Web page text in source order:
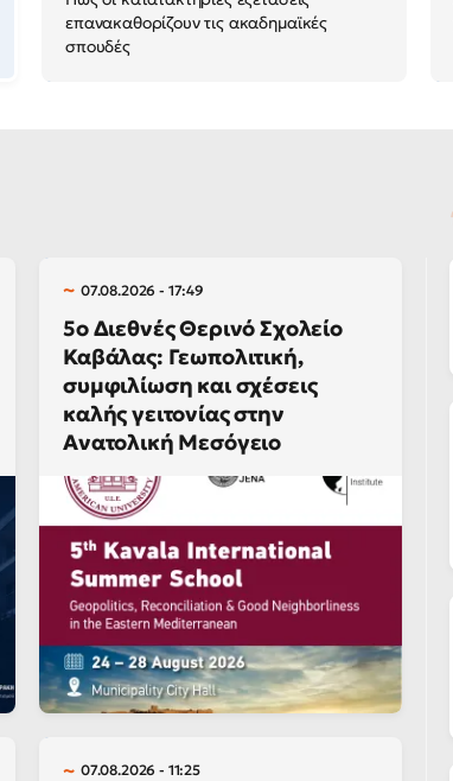
επανακαθορίζουν τις ακαδημαϊκές
σπουδές
07.08.2026 - 17:49
5ο Διεθνές Θερινό Σχολείο
Καβάλας: Γεωπολιτική,
συμφιλίωση και σχέσεις
καλής γειτονίας στην
Ανατολική Μεσόγειο
07.08.2026 - 11:25